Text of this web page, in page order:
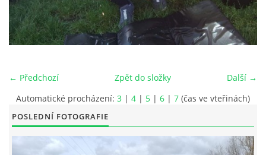
FOTOALBUM
OBCHODNÍ PODMÍNKY
← Předchozí Další →
Zpět do složky
Automatické procházení: 3 | 4 | 5 | 6 | 7 (čas ve vteřinách)
POSLEDNÍ FOTOGRAFIE